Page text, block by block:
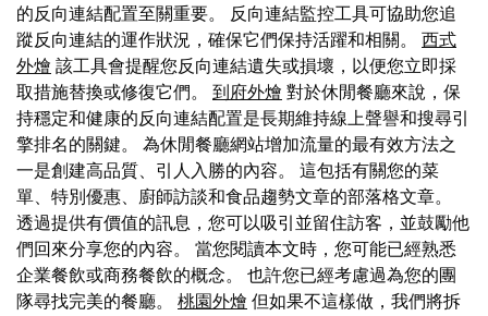
的反向連結配置至關重要。 反向連結監控工具可協助您追
蹤反向連結的運作狀況，確保它們保持活躍和相關。 西式
外燴 該工具會提醒您反向連結遺失或損壞，以便您立即採
取措施替換或修復它們。 到府外燴 對於休閒餐廳來說，保
持穩定和健康的反向連結配置是長期維持線上聲譽和搜尋引
擎排名的關鍵。 為休閒餐廳網站增加流量的最有效方法之
一是創建高品質、引人入勝的內容。 這包括有關您的菜
單、特別優惠、廚師訪談和食品趨勢文章的部落格文章。
透過提供有價值的訊息，您可以吸引並留住訪客，並鼓勵他
們回來分享您的內容。 當您閱讀本文時，您可能已經熟悉
企業餐飲或商務餐飲的概念。 也許您已經考慮過為您的團
隊尋找完美的餐廳。 桃園外燴 但如果不這樣做，我們將拆